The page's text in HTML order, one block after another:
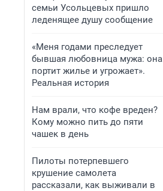
семьи Усольцевых пришло
леденящее душу сообщение
«Меня годами преследует
бывшая любовница мужа: она
портит жилье и угрожает».
Реальная история
Нам врали, что кофе вреден?
Кому можно пить до пяти
чашек в день
Пилоты потерпевшего
крушение самолета
рассказали, как выживали в